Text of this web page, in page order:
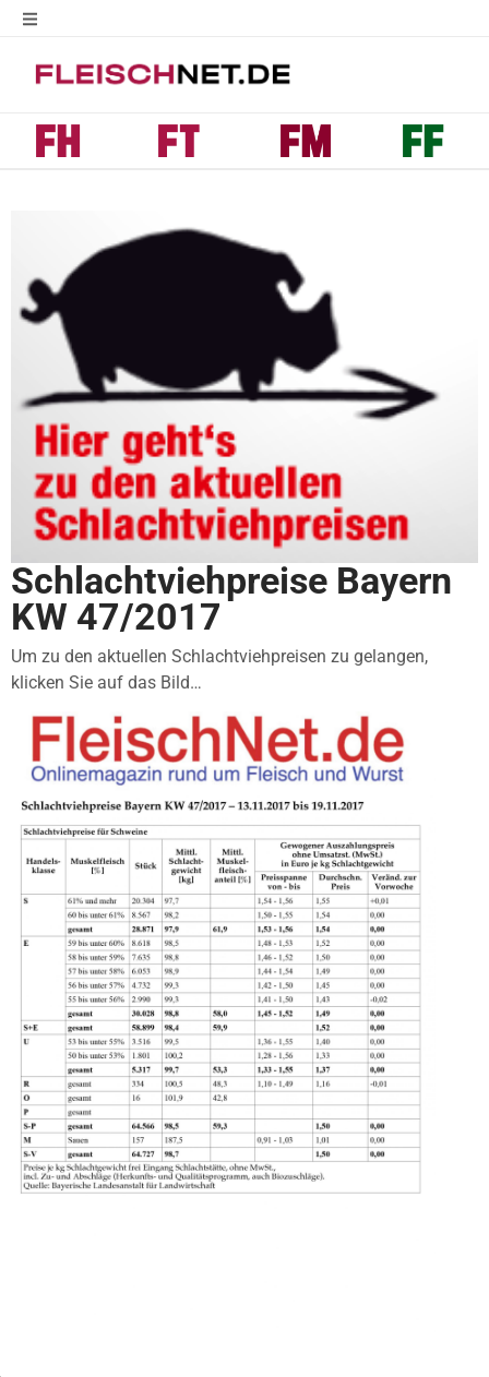
Schlachtviehpreise Bayern
KW 47/2017
Um zu den aktuellen Schlachtviehpreisen zu gelangen,
klicken Sie auf das Bild…